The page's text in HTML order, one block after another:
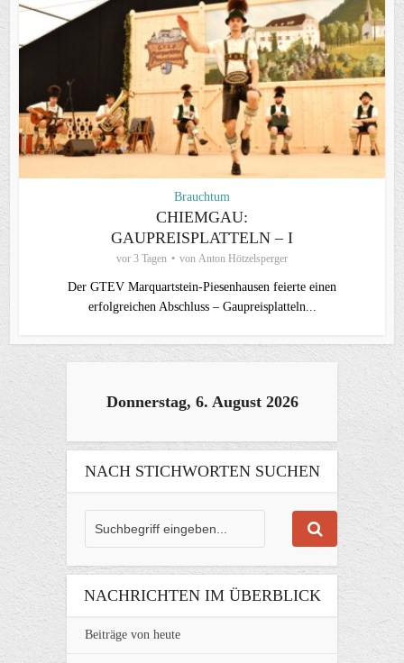
Brauchtum
CHIEMGAU:
GAUPREISPLATTELN – I
vor 3 Tagen von Anton Hötzelsperger
Der GTEV Marquartstein-Piesenhausen feierte einen
erfolgreichen Abschluss – Gaupreisplatteln...
Donnerstag, 6. August 2026
NACH STICHWORTEN SUCHEN
NACHRICHTEN IM ÜBERBLICK
Beiträge von heute